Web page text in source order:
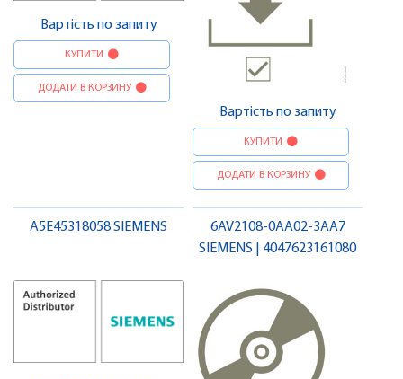
Вартість по запиту
КУПИТИ
ДОДАТИ В КОРЗИНУ
Вартість по запиту
КУПИТИ
ДОДАТИ В КОРЗИНУ
A5E45318058 SIEMENS
6AV2108-0AA02-3AA7
SIEMENS | 4047623161080